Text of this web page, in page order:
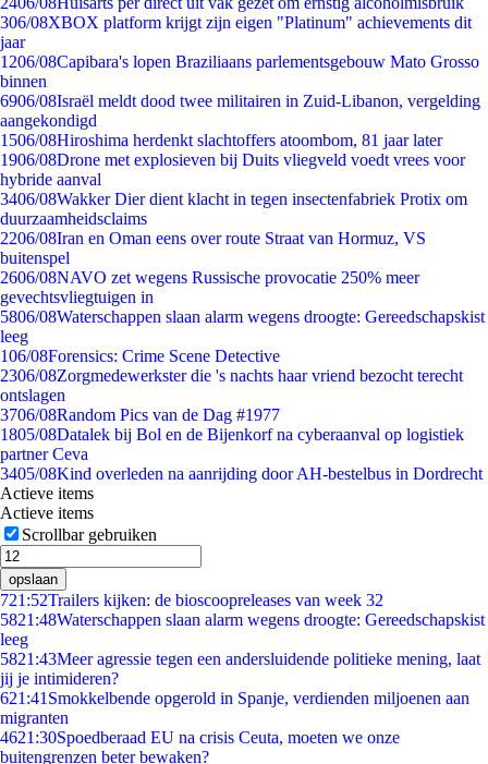
306/08XBOX platform krijgt zijn eigen "Platinum" achievements dit
jaar
1206/08Capibara's lopen Braziliaans parlementsgebouw Mato Grosso
binnen
6906/08Israël meldt dood twee militairen in Zuid-Libanon, vergelding
aangekondigd
1506/08Hiroshima herdenkt slachtoffers atoombom, 81 jaar later
1906/08Drone met explosieven bij Duits vliegveld voedt vrees voor
hybride aanval
3406/08Wakker Dier dient klacht in tegen insectenfabriek Protix om
duurzaamheidsclaims
2206/08Iran en Oman eens over route Straat van Hormuz, VS
buitenspel
2606/08NAVO zet wegens Russische provocatie 250% meer
gevechtsvliegtuigen in
5806/08Waterschappen slaan alarm wegens droogte: Gereedschapskist
leeg
106/08Forensics: Crime Scene Detective
2306/08Zorgmedewerkster die 's nachts haar vriend bezocht terecht
ontslagen
3706/08Random Pics van de Dag #1977
1805/08Datalek bij Bol en de Bijenkorf na cyberaanval op logistiek
partner Ceva
3405/08Kind overleden na aanrijding door AH-bestelbus in Dordrecht
Actieve items
Actieve items
Scrollbar gebruiken
opslaan
721:52Trailers kijken: de bioscoopreleases van week 32
5821:48Waterschappen slaan alarm wegens droogte: Gereedschapskist
leeg
5821:43Meer agressie tegen een andersluidende politieke mening, laat
jij je intimideren?
621:41 Smokkelbende opgerold in Spanje, verdienden miljoenen aan
migranten
4621:30Spoedberaad EU na crisis Ceuta, moeten we onze
buitengrenzen beter bewaken?